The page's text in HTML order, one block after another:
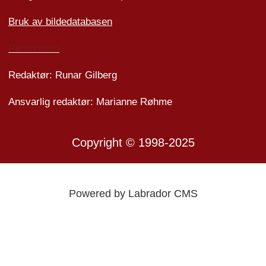
Bruk av bildedatabasen
Redaktør: Runar Gilberg
Ansvarlig redaktør: Marianne Røhme
Copyright © 1998-2025
Powered by Labrador CMS